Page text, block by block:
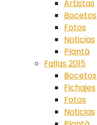
Artistas
Bocetos
Fotos
Noticias
Plantà
Fallas 2015
Bocetos
Fichajes
Fotos
Noticias